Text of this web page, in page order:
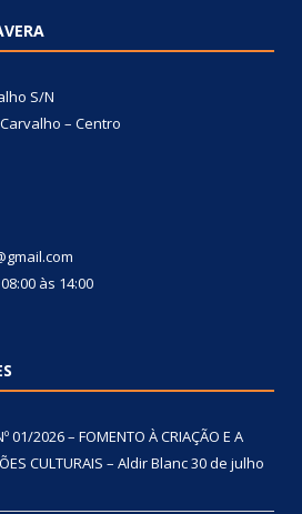
S/N
– Centro
às 14:00
01/2026 – FOMENTO À CRIAÇÃO E A
CULTURAIS – Aldir Blanc30 de julho